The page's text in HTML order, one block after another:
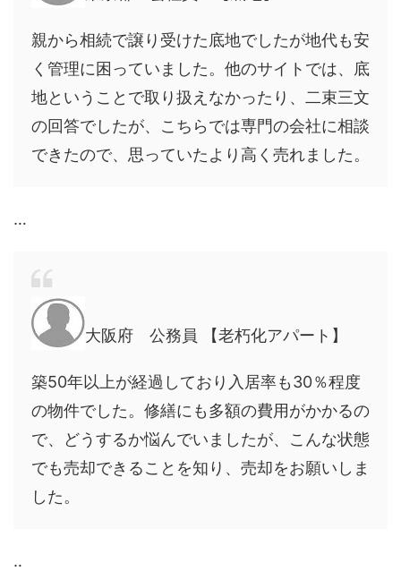
親から相続で譲り受けた底地でしたが地代も安
く管理に困っていました。他のサイトでは、底
地ということで取り扱えなかったり、二束三文
の回答でしたが、こちらでは専門の会社に相談
できたので、思っていたより高く売れました。
…
大阪府 公務員 【老朽化アパート】
築50年以上が経過しており入居率も30％程度
の物件でした。修繕にも多額の費用がかかるの
で、どうするか悩んでいましたが、こんな状態
でも売却できることを知り、売却をお願いしま
した。
‥